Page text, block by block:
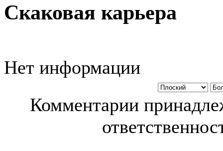
Скаковая карьера
Нет информации
Комментарии